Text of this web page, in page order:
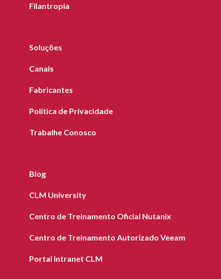
Filantropia
Soluções
Canais
Fabricantes
Política de Privacidade
Trabalhe Conosco
Blog
CLM University
Centro de Treinamento Oficial Nutanix
Centro de Treinamento Autorizado Veeam
Portal Intranet CLM